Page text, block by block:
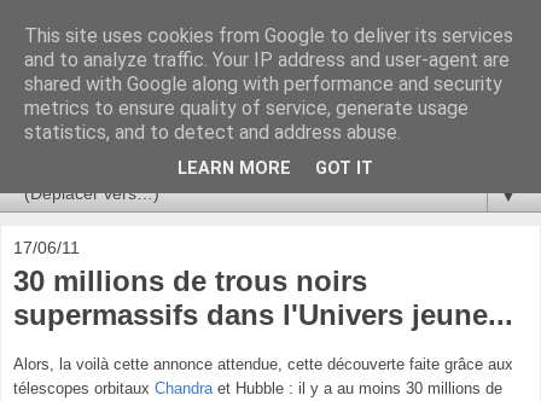
Ça se passe là haut
Astronomie, Astrophysique, Astroparticules, Cosmologie.
L'infini se contemple, indéfiniment. ISSN 2272-5768
▼
17/06/11
30 millions de trous noirs
supermassifs dans l'Univers jeune...
Alors, la voilà cette annonce attendue, cette découverte faite grâce aux
télescopes orbitaux Chandra et Hubble : il y a au moins 30 millions de
This site uses cookies from Google to deliver its services
and to analyze traffic. Your IP address and user-agent are
shared with Google along with performance and security
metrics to ensure quality of service, generate usage
statistics, and to detect and address abuse.
LEARN MORE GOT IT